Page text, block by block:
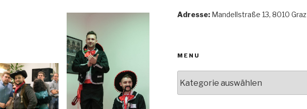
Adresse:Mandellstraße 13, 8010 Graz
MENU